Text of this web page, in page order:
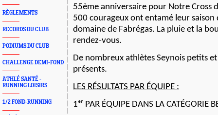
RÈGLEMENTS
RECORDS DU CLUB
PODIUMS DU CLUB
CHALLENGE DEMI-FOND
ATHLÉ SANTÉ -
RUNNING LOISIRS
1/2 FOND-RUNNING
55ème anniversaire pour Notre Cross
500 courageux ont entamé leur saison
domaine de Fabrégas. La pluie et la
rendez-vous.
De nombreux athlètes Seynois petits
présents.
LES RÉSULTATS PAR ÉQUIPE :
1ᵉʳ PAR ÉQUIPE DANS LA CATÉGORIE